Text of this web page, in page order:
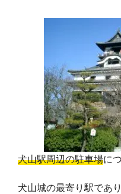
犬山駅周辺の駐車場に
犬山城の最寄り駅であ